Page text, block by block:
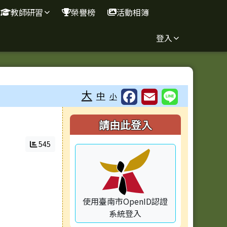
教師研習 榮譽榜 活動相簿
登入
⏸
大 中 小
545
右邊區域內容
請由此登入
使用臺南市OpenID認證
系統登入